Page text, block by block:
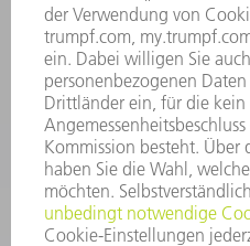
Allgemeine
After
Mo - Do:
Fr: 08:00